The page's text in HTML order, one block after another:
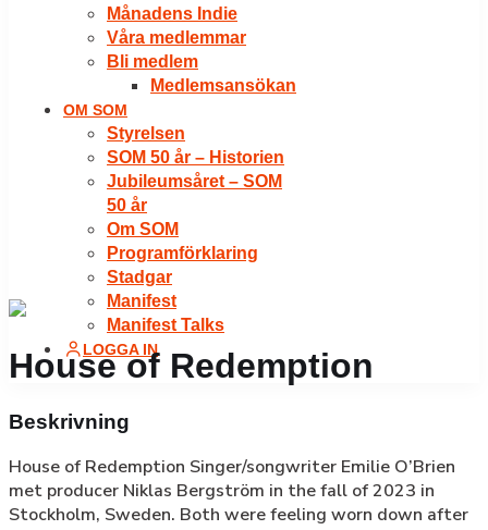
Månadens Indie
Våra medlemmar
Bli medlem
Medlemsansökan
OM SOM
Styrelsen
SOM 50 år – Historien
Jubileumsåret – SOM
50 år
Om SOM
Programförklaring
Stadgar
Manifest
Manifest Talks
LOGGA IN
House of Redemption
Beskrivning
House of Redemption Singer/songwriter Emilie O’Brien
met producer Niklas Bergström in the fall of 2023 in
Stockholm, Sweden. Both were feeling worn down after